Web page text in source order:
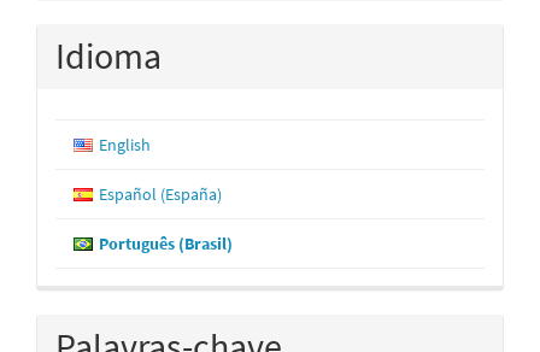
Idioma
English
Español (España)
Português (Brasil)